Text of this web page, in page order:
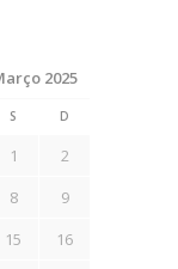
2025
S D
1
2
8
9
15
16